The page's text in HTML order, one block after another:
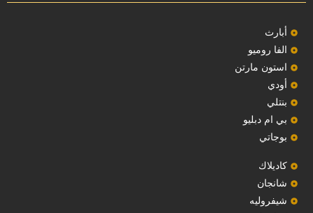
‏أبارث‏
الفا روميو
استون مارتن
أودي
بنتلي
بي ام دبليو
بوجاتي
كاديلاك
‏شانجان‏
شيفروليه